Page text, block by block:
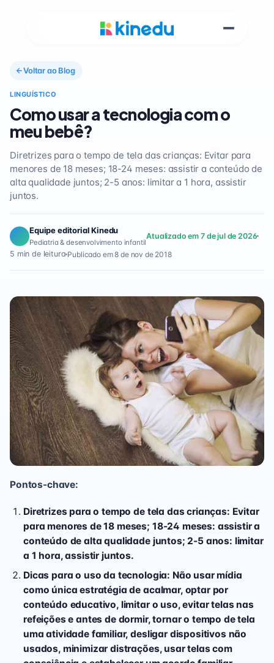
Voltar ao Blog
LINGUÍSTICO
Como usar a tecnologia com o
meu bebê?
Diretrizes para o tempo de tela das crianças: Evitar para
menores de 18 meses; 18-24 meses: assistir a conteúdo de
alta qualidade juntos; 2-5 anos: limitar a 1 hora, assistir
juntos.
Equipe editorial Kinedu
Pediatria & desenvolvimento infantil
Atualizado em 7 de jul de 2026
5 min de leitura Publicado em 8 de nov de 2018
Pontos-chave:
Diretrizes para o tempo de tela das crianças: Evitar
para menores de 18 meses; 18-24 meses: assistir a
conteúdo de alta qualidade juntos; 2-5 anos: limitar
a 1 hora, assistir juntos.
Dicas para o uso da tecnologia: Não usar mídia
como única estratégia de acalmar, optar por
conteúdo educativo, limitar o uso, evitar telas nas
refeições e antes de dormir, tornar o tempo de tela
uma atividade familiar, desligar dispositivos não
usados, minimizar distrações, usar telas com